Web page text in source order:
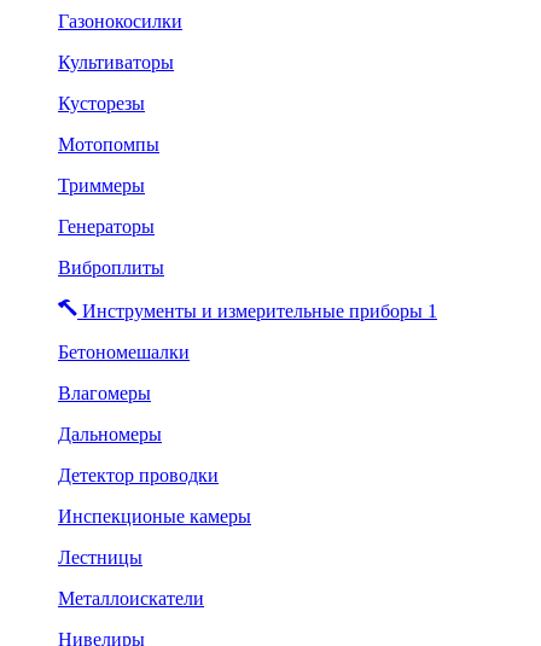
Газонокосилки
Культиваторы
Кусторезы
Мотопомпы
Триммеры
Генераторы
Виброплиты
Инструменты и измерительные приборы 1
Бетономешалки
Влагомеры
Дальномеры
Детектор проводки
Инспекционые камеры
Лестницы
Металлоискатели
Нивелиры